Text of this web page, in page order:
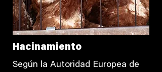
Hacinamiento
Según la Autoridad Europea de